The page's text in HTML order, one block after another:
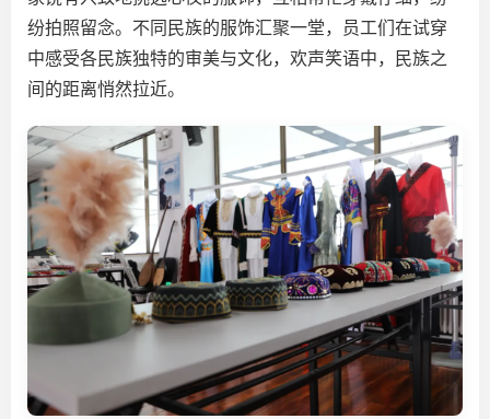
纷拍照留念。不同民族的服饰汇聚一堂，员工们在试穿
中感受各民族独特的审美与文化，欢声笑语中，民族之
间的距离悄然拉近。